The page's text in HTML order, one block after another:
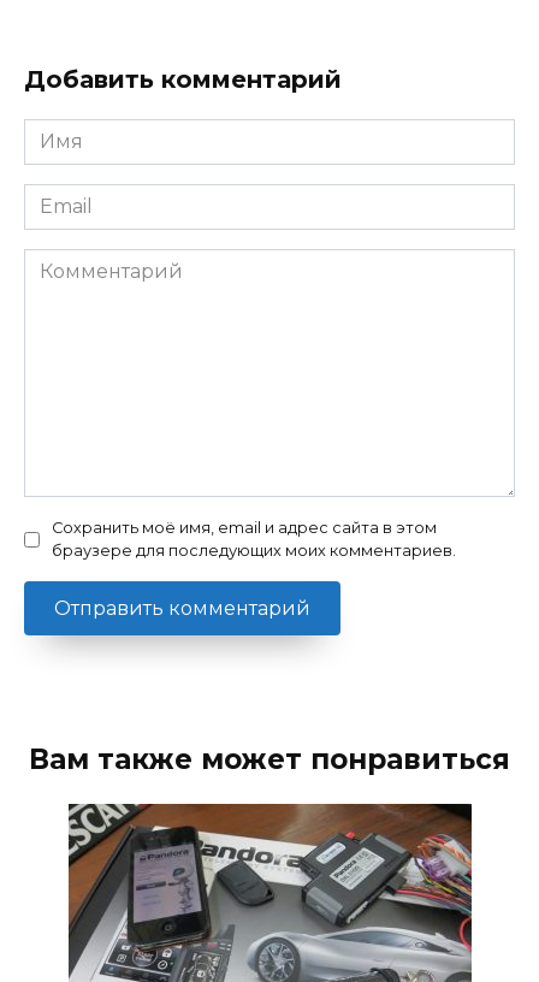
Добавить комментарий
Имя
Email
Комментарий
Сохранить моё имя, email и адрес сайта в этом
браузере для последующих моих комментариев.
Вам также может понравиться